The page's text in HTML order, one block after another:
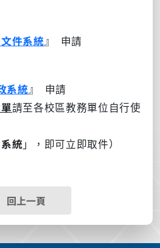
件系統』 申請
系統』 申請
請至各校區教務單位自行使
統」，即可立即取件）
回上一頁